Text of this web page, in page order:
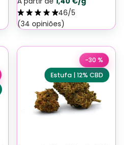
46/5
(34 opiniões)
Estufa | 12% CBD
-30 %